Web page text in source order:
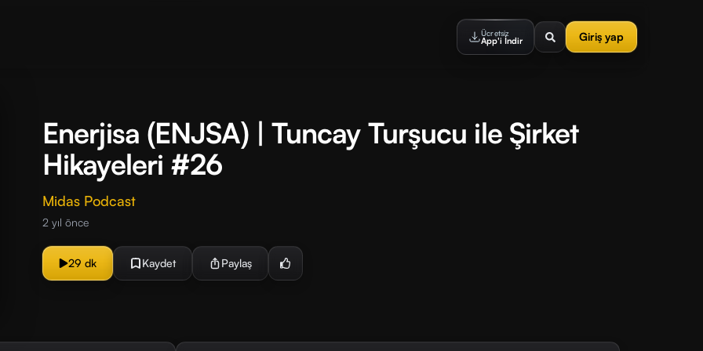
Ücretsiz
App'i İndir Giriş yap
Enerjisa (ENJSA) | Tuncay Turşucu ile Şirket
Hikayeleri #26
Midas Podcast
2 yıl önce
29 dk Kaydet Paylaş